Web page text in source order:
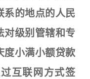
系的地点的人民
对级别管辖和专
度小满小额贷款
互联网方式签